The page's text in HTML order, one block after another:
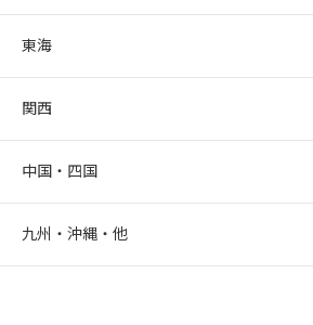
東海
関西
中国・四国
九州・沖縄・他